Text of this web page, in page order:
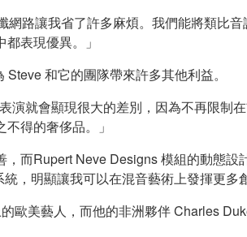
網路讓我省了許多麻煩。我們能將類比
表現優異。」
Steve 和它的團隊帶來許多其他利益。
演就會顯現很大的差別，因為不再限
得的奢侈品。」
，而Rupert Neve Designs 模組的動態
，明顯讓我可以在混音藝術上發揮更多
歐美藝人，而他的非洲夥伴 Charles